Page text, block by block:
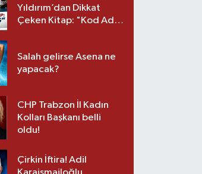
Yıldırım’dan Dikkat
Çeken Kitap: "Kod Adı
Salah gelirse Asena ne
yapacak?
CHP Trabzon İl Kadın
Kolları Başkanı belli
oldu!
Çirkin İftira! Adil